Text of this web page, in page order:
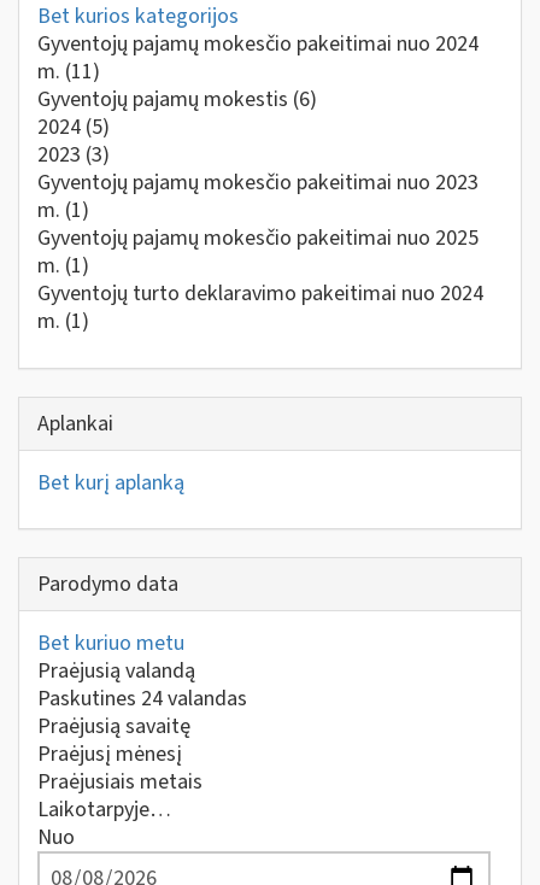
Bet kurios kategorijos
Gyventojų pajamų mokesčio pakeitimai nuo 2024
m. (11)
Gyventojų pajamų mokestis (6)
2024 (5)
2023 (3)
Gyventojų pajamų mokesčio pakeitimai nuo 2023
m. (1)
Gyventojų pajamų mokesčio pakeitimai nuo 2025
m. (1)
Gyventojų turto deklaravimo pakeitimai nuo 2024
m. (1)
Aplankai
Bet kurį aplanką
Parodymo data
Bet kuriuo metu
Praėjusią valandą
Paskutines 24 valandas
Praėjusią savaitę
Praėjusį mėnesį
Praėjusiais metais
Laikotarpyje…
Nuo